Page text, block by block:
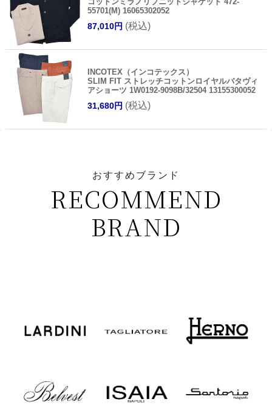
55701(M) 16065302052
87,010円 (税込)
INCOTEX（インコテックス）
SLIM FIT ストレッチコットンロイヤルバタヴィ
アショーツ 1W0192-9098B/32504 13155300052
31,680円 (税込)
おすすめブランド
RECOMMEND
BRAND